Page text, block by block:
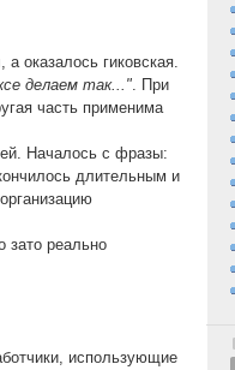
, а оказалось гиковская.
делаем так...". При
часть применима
Началось с фразы:
длительным и
зато реально
использующие